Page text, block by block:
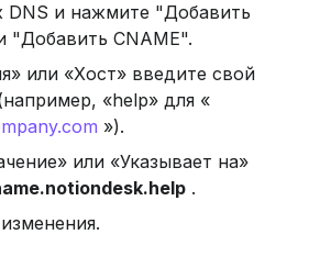
DNS и нажмите "Добавить
"Добавить CNAME".
или «Хост» введите свой
«help» для «
»).
или «Указывает на»
.